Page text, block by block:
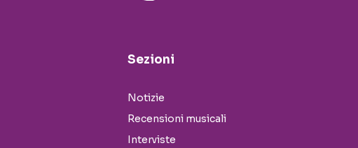
Sezioni
Notizie
Recensioni musicali
Interviste